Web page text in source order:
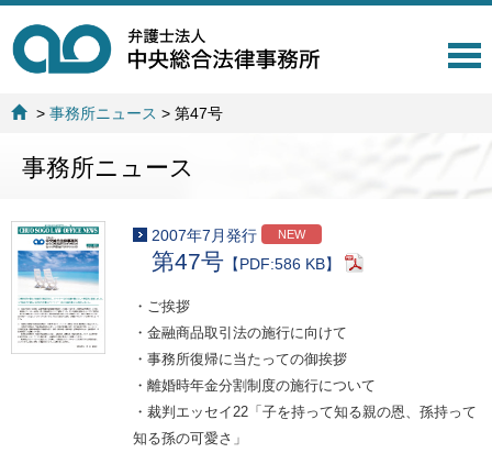
T
>事務所ニュース >第47号
事務所ニュース
2007年7月発行 NEW
第47号 【PDF:586 KB】
・ご挨拶
・金融商品取引法の施行に向けて
・事務所復帰に当たっての御挨拶
・離婚時年金分割制度の施行について
・裁判エッセイ22「子を持って知る親の恩、孫持って
知る孫の可愛さ」